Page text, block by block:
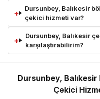
Dursunbey, Balıkesir
çekici hizmeti var?
Dursunbey, Balıkesir
karşılaştırabilirim?
Dursunbey,
Çekici